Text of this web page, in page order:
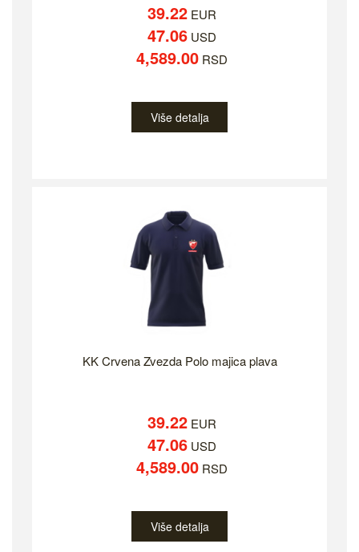
39.22EUR
47.06USD
4,589.00RSD
Više detalja
KK Crvena Zvezda Polo majica plava
39.22EUR
47.06USD
4,589.00RSD
Više detalja